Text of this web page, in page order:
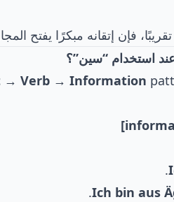
فإن إتقانه مبكرًا يفتح
استخدام “سين”؟
→ Verb → Information
Ich bin aus